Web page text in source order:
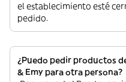
el establecimiento esté
pedido.
¿Puedo pedir productos
& Emy para otra persona?